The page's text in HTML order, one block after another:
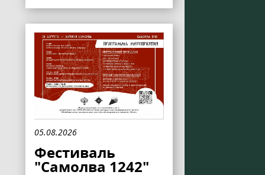
05.08.2026
Фестиваль
"Самолва 1242"